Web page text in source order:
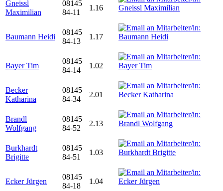
Gneissl
Maximilian
08145
84-11
1.16
Baumann Heidi
08145
84-13
1.17
Bayer Tim
08145
84-14
1.02
Becker
Katharina
08145
84-34
2.01
Brandl
Wolfgang
08145
84-52
2.13
Burkhardt
Brigitte
08145
84-51
1.03
Ecker Jürgen
08145
84-18
1.04